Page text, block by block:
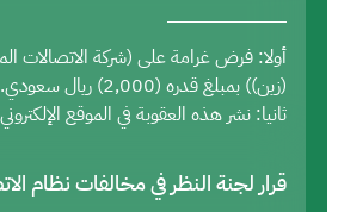
أولا: فرض غرامة على (شركة الاتصالات
(زين)) بمبلغ قدره (2,000) ريال سعودي.
ثانيا: نشر هذه العقوبة في الموقع
قرار لجنة النظر في مخالفات نظام